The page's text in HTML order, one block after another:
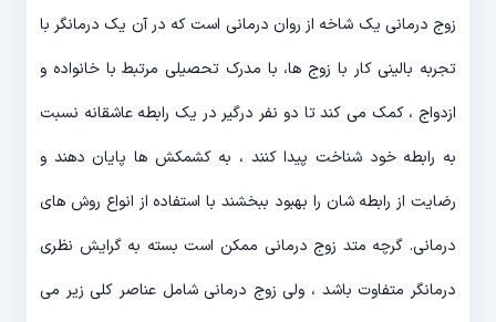
زوج درمانی یک شاخه از روان درمانی است که در آن یک درمانگر با
تجربه بالینی کار با زوج ها، با مدرک تحصیلی مرتبط با خانواده و
ازدواج ، کمک می کند تا دو نفر درگیر در یک رابطه عاشقانه نسبت
به رابطه خود شناخت پیدا کنند ، به کشمکش ها پایان دهند و
رضایت از رابطه شان را بهبود ببخشند با استفاده از انواع روش های
درمانی. گرچه متد زوج درمانی ممکن است بسته به گرایش نظری
درمانگر متفاوت باشد ، ولی زوج درمانی شامل عناصر کلی زیر می